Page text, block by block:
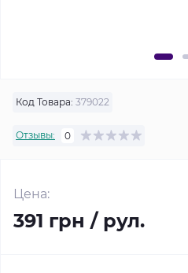
Код Товара: 379022
Отзывы: 0
Цена:
391 грн / рул.